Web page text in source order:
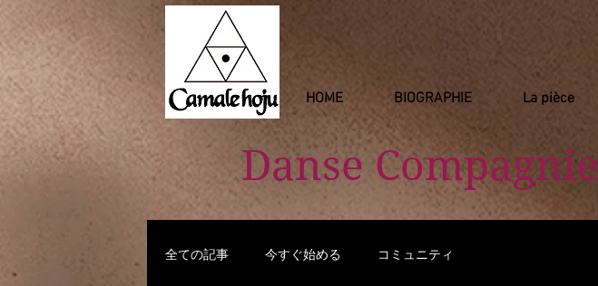
HOME BIOGRAPHIE La pièce
Danse Compagnie
全ての記事 今すぐ始める コミュニティ